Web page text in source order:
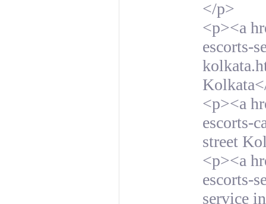
</p>
<p><a
escorts-
<p><a
escorts-
street
<p><a
escorts-
service